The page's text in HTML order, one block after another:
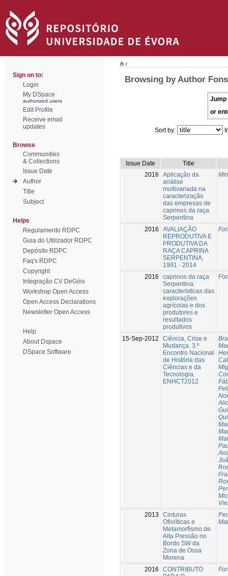
Sign on to:
Login
My DSpace
authorized users
Edit Profile
Receive email
updates
Browse
Communities
& Collections
Issue Date
Author
Title
Subject
Helps
Regulamento RDPC
Guia do Utilizador RDPC
Depósito RDPC
Faq's RDPC
Copyright
Integração CV DeGóis
Workshop Open Access
Open Access Declarations
Newsletter Open Access
Help
About Dspace
DSpace Software
/
Browsing by Author
Jump
or
Sort by:
Issue Date
Title
2016
Aplicação da
análise
multivariada na
caracterização
das empresas de
caprinos da raça
Serpentina
2016
AVALIAÇÃO
REPRODUTIVA E
PRODUTIVA DA
RAÇA CAPRINA
SERPENTINA,
1991 - 2014
2016
caprinos da raça
Serpentina:
características das
explorações
agrícolas e dos
produtores e
resultados
produtivos
15-Sep-2012
Ciência, Crise e
Mudança. 3.º
Encontro Nacional
de História das
Ciências e da
Tecnologia.
ENHCT2012
2013
Cinturas
Ofiolíticas e
Metamorfismo de
Alta Pressão no
Bordo SW da
Zona de Ossa
Morena
2016
CONTRIBUTO